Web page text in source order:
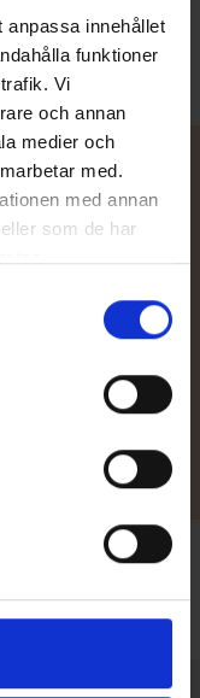
anpassa innehållet
funktioner
Vi
och annan
medier och
med.
med annan
som de har
Våra sakkunniga